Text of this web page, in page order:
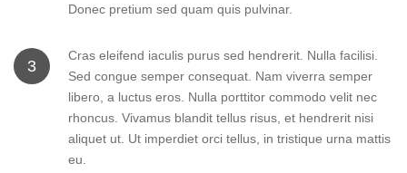
Donec pretium sed quam quis pulvinar.
3
Cras eleifend iaculis purus sed hendrerit. Nulla facilisi.
Sed congue semper consequat. Nam viverra semper
libero, a luctus eros. Nulla porttitor commodo velit nec
rhoncus. Vivamus blandit tellus risus, et hendrerit nisi
aliquet ut. Ut imperdiet orci tellus, in tristique urna mattis
eu.